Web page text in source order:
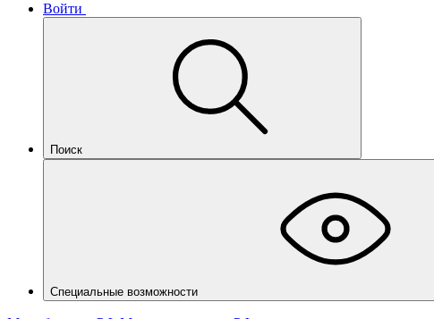
Войти
Поиск
Специальные возможности